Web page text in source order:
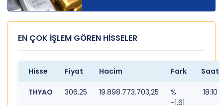
EN ÇOK İŞLEM GÖREN HİSSELER
Hisse Fiyat Hacim Fark Saat
THYAO 306.25 19.898.773.703,25
%
-1.61
18:10